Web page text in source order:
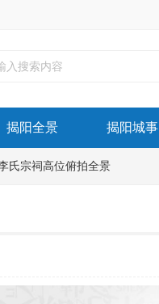
揭阳全景 揭阳城事
氏宗祠高位俯拍全景